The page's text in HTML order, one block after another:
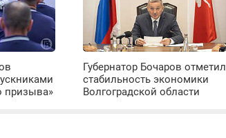
призыва»
Губернатор Бочаров отметил
стабильность экономики
Волгоградской области